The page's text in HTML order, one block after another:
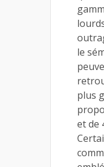
le
plus
et de